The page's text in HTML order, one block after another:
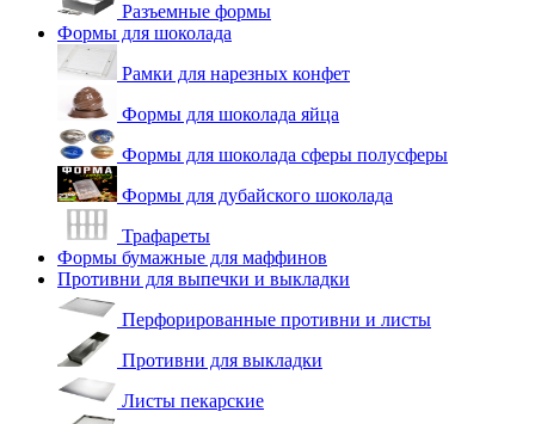
Разъемные формы
Формы для шоколада
Рамки для нарезных конфет
Формы для шоколада яйца
Формы для шоколада сферы полусферы
Формы для дубайского шоколада
Трафареты
Формы бумажные для маффинов
Противни для выпечки и выкладки
Перфорированные противни и листы
Противни для выкладки
Листы пекарские